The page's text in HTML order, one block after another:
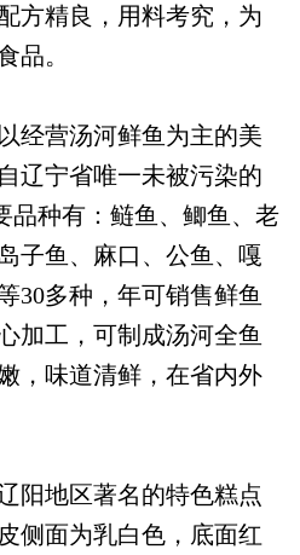
方精良，用料考究，为
品。
经营汤河鲜鱼为主的美
辽宁省唯一未被污染的
品种有：鲢鱼、鲫鱼、老
子鱼、麻口、公鱼、嘎
30多种，年可销售鲜鱼
加工，可制成汤河全鱼
，味道清鲜，在省内外
阳地区著名的特色糕点
侧面为乳白色，底面红